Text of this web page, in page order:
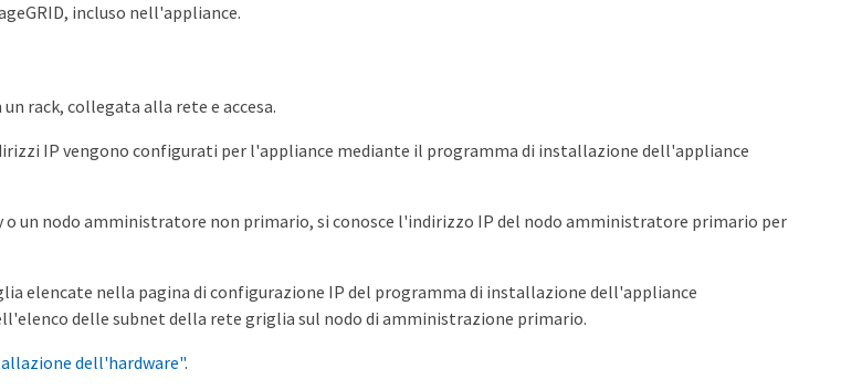
incluso nell'appliance.
rack, collegata alla rete e accesa.
IP vengono configurati per l'appliance mediante il programma di installazione dell'appliance
o un nodo amministratore non primario, si conosce l'indirizzo IP del nodo amministratore primario per
elencate nella pagina di configurazione IP del programma di installazione dell'appliance
delle subnet della rete griglia sul nodo di amministrazione primario.
dell'hardware".